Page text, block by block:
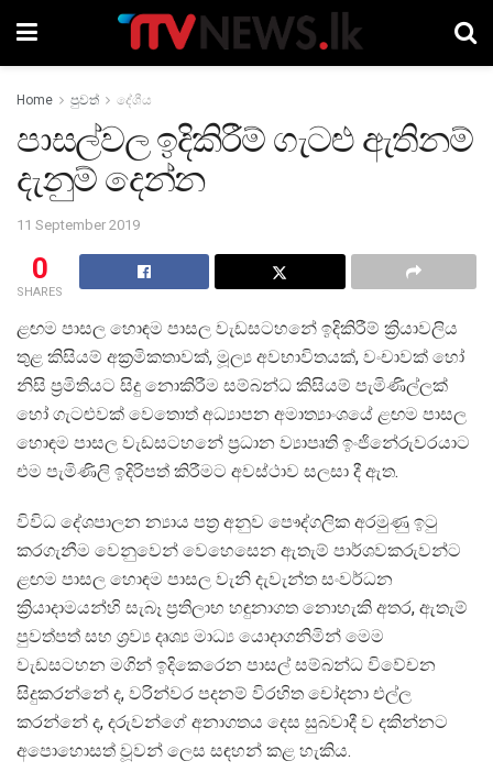
Home පුවත් දේශීය
පාසල්වල ඉදිකිරීම් ගැටළු ඇතිනම්
දැනුම් දෙන්න
11 September 2019
0
SHARES
ළඟම පාසල හොඳම පාසල වැඩසටහනේ ඉදිකිරීම් ක්‍රියාවලිය
තුළ කිසියම් අක්‍රමිකතාවක්, මූල්‍ය අවභාවිතයක්, වංචාවක් හෝ
නිසි ප්‍රමිතියට සිදු නොකිරීම සම්බන්ධ කිසියම් පැමිණිල්ලක්
හෝ ගැටළුවක් වෙතොත් අධ්‍යාපන අමාත්‍යාංශයේ ළඟම පාසල
හොඳම පාසල වැඩසටහනේ ප්‍රධාන ව්‍යාපෘති ඉංජිනේරුවරයාට
එම පැමිණිලි ඉදිරිපත් කිරීමට අවස්ථාව සලසා දී ඇත.
විවිධ දේශපාලන න්‍යාය පත්‍ර අනුව පෞද්ගලික අරමුණු ඉටු
කරගැනීම වෙනුවෙන් වෙහෙසෙන ඇතැම් පාර්ශවකරුවන්ට
ළඟම පාසල හොඳම පාසල වැනි දැවැන්ත සංවර්ධන
ක්‍රියාදාමයන්හි සැබෑ ප්‍රතිලාභ හඳුනාගත නොහැකි අතර, ඇතැම්
පුවත්පත් සහ ශ්‍රව්‍ය දෘශ්‍ය මාධ්‍ය යොදාගනිමින් මෙම
වැඩසටහන මගින් ඉදිකෙරෙන පාසල් සම්බන්ධ විවේචන
සිදුකරන්නේ ද, වරින්වර පදනම් විරහිත චෝදනා එල්ල
කරන්නේ ද, දරුවන්ගේ අනාගතය දෙස සුබවාදී ව දකින්නට
අපොහොසත් වූවන් ලෙස සඳහන් කළ හැකිය.